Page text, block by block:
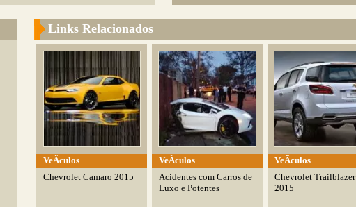
Links Relacionados
VeÃ­culos
Chevrolet Camaro 2015
VeÃ­culos
Acidentes com Carros de
Luxo e Potentes
VeÃ­culos
Chevrolet Trailblazer
2015